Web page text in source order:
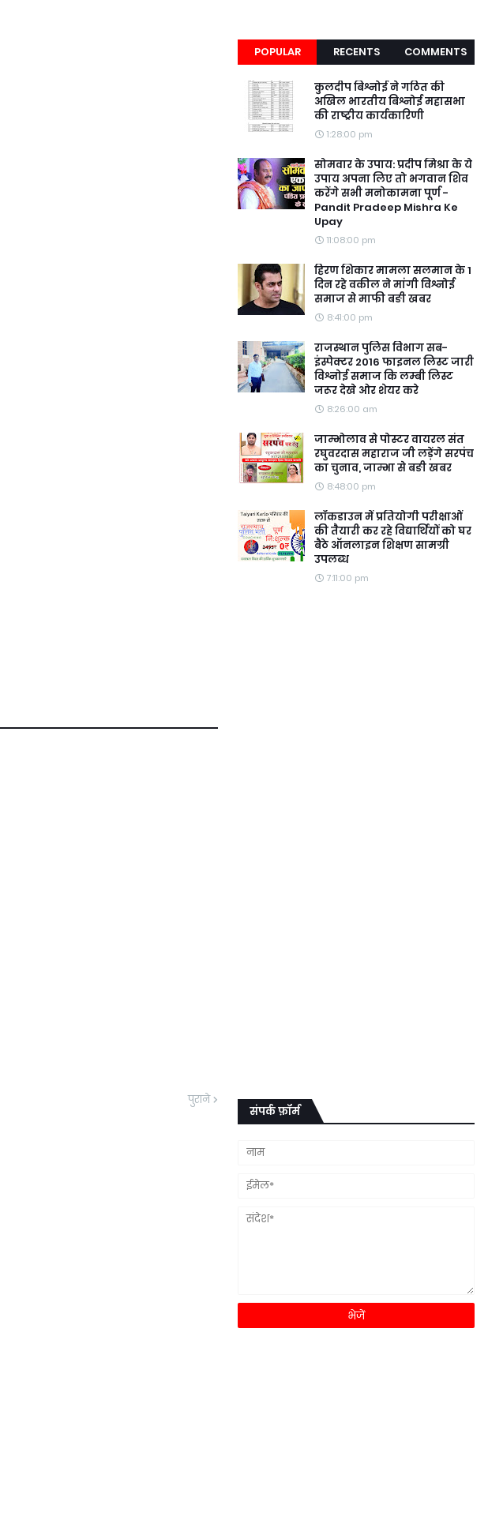
पुराने
POPULAR RECENTS COMMENTS
कुलदीप बिश्नोई ने गठित की
अखिल भारतीय बिश्नोई महासभा
की राष्ट्रीय कार्यकारिणी
1:28:00 pm
सोमवार के उपाय: प्रदीप मिश्रा के ये
उपाय अपना लिए तो भगवान शिव
करेंगे सभी मनोकामना पूर्ण -
Pandit Pradeep Mishra Ke
Upay
11:08:00 pm
हिरण शिकार मामला सलमान के 1
दिन रहे वकील ने मांगी विश्नोई
समाज से माफी बङी खबर
8:41:00 pm
राजस्थान पुलिस विभाग सब-
इंस्पेक्टर 2016 फाइनल लिस्ट जारी
विश्नोई समाज कि लम्बी लिस्ट
जरूर देखे ओर शेयर करे
8:26:00 am
जाम्भोलाव से पोस्टर वायरल संत
रघुवरदास महाराज जी लड़ेंगे सरपंच
का चुनाव, जाम्भा से बङी खबर
8:48:00 pm
लॉकडाउन में प्रतियोगी परीक्षाओं
की तैयारी कर रहे विद्यार्थियों को घर
बैठे ऑनलाइन शिक्षण सामग्री
उपलब्ध
7:11:00 pm
संपर्क फ़ॉर्म